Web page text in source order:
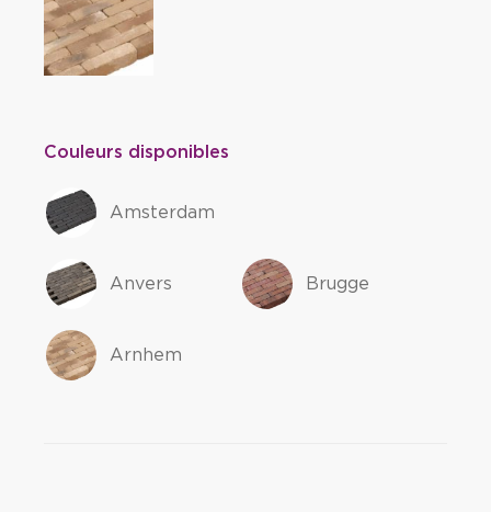
Couleurs disponibles
Amsterdam
Anvers Brugge
Arnhem